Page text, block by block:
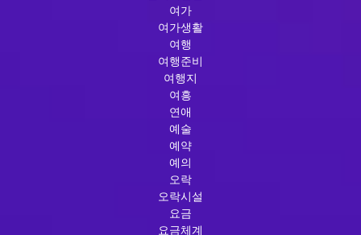
여가
여가생활
여행
여행준비
여행지
여흥
연애
예술
예약
예의
오락
오락시설
요금
요금체계